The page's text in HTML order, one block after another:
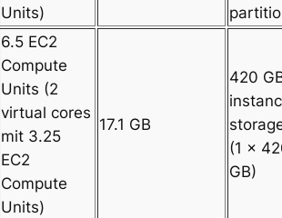
Units)
6.5 EC2
Compute
Units (2
virtual cores
mit 3.25
EC2
Compute
Units)
17.1 GB
420
(1 x
GB)